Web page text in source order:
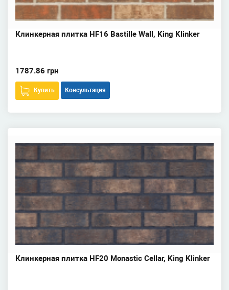
Клинкерная плитка HF16 Bastille Wall, King Klinker
1787.86 грн
Купить Консультация
Клинкерная плитка HF20 Monastic Cellar, King Klinker